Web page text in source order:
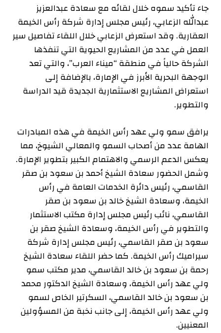
جاء تأكيد سموه خلال لقائه مع سعادة عبدالعزيز
عبدالله الزعابي، رئيس مجلس إدارة شركة رأس الخيمة
العقارية. وقد استعرض الزعابي خلال اللقاء تفاصيل سير
العمل في عدد من المشاريع الحيوية التي تنفذها
الشركة حالياً في منطقة “ميناء العرب”، والتي تعد
الوجهة البحرية الأبرز في الإمارة، بالإضافة إلى
استعراض المشاريع الاستثمارية الجديدة قيد الدراسة
والتطوير.
يرافق سمو ولي عهد رأس الخيمة في هذه المبادرات
الهامة عدد من أصحاب السمو والمعالي الشيوخ، مما
يعكس الدعم الرسمي والاهتمام الكبير بتطوير الإمارة.
وشمل الحضور سعادة الشيخ أحمد بن سعود بن صقر
القاسمي، رئيس دائرة الخدمات العامة في رأس
الخيمة، وسعادة الشيخ خالد بن سعود بن صقر
القاسمي، نائب رئيس مجلس إدارة مكتب الاستثمار
والتطوير في رأس الخيمة، وسعادة الشيخ صقر بن
سعود بن صقر القاسمي، رئيس مجلس إدارة شركة
سيراميك رأس الخيمة. كما حضر اللقاء سعادة الشيخ
رحمة بن سعود بن خالد القاسمي، مدير مكتب سمو
ولي عهد رأس الخيمة، وسعادة الشيخ الدكتور محمد
بن سعود بن خالد القاسمي، السكرتير الخاص لسمو
ولي عهد رأس الخيمة، إلى جانب نخبة من المسؤولين
المعنيين.